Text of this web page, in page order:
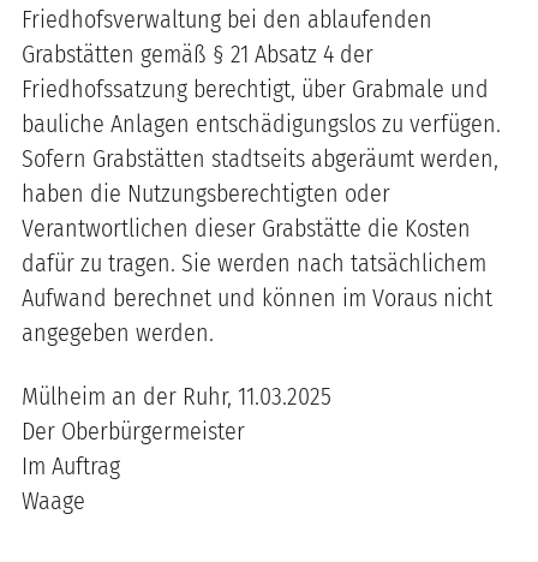
Friedhofsverwaltung bei den ablaufenden
Grabstätten gemäß § 21 Absatz 4 der
Friedhofssatzung berechtigt, über Grabmale und
bauliche Anlagen entschädigungslos zu verfügen.
Sofern Grabstätten stadtseits abgeräumt werden,
haben die Nutzungsberechtigten oder
Verantwortlichen dieser Grabstätte die Kosten
dafür zu tragen. Sie werden nach tatsächlichem
Aufwand berechnet und können im Voraus nicht
angegeben werden.
Mülheim an der Ruhr, 11.03.2025
Der Oberbürgermeister
Im Auftrag
Waage